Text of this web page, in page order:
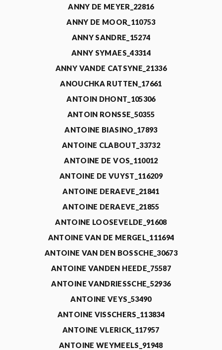
ANNY DE MEYER_22816
ANNY DE MOOR_110753
ANNY SANDRE_15274
ANNY SYMAES_43314
ANNY VANDE CATSYNE_21336
ANOUCHKA RUTTEN_17661
ANTOIN DHONT_105306
ANTOIN RONSSE_50355
ANTOINE BIASINO_17893
ANTOINE CLABOUT_33732
ANTOINE DE VOS_110012
ANTOINE DE VUYST_116209
ANTOINE DERAEVE_21841
ANTOINE DERAEVE_21855
ANTOINE LOOSEVELDE_91608
ANTOINE VAN DE MERGEL_111694
ANTOINE VAN DEN BOSSCHE_30673
ANTOINE VANDEN HEEDE_75587
ANTOINE VANDRIESSCHE_52936
ANTOINE VEYS_53490
ANTOINE VISSCHERS_113834
ANTOINE VLERICK_117957
ANTOINE WEYMEELS_91948